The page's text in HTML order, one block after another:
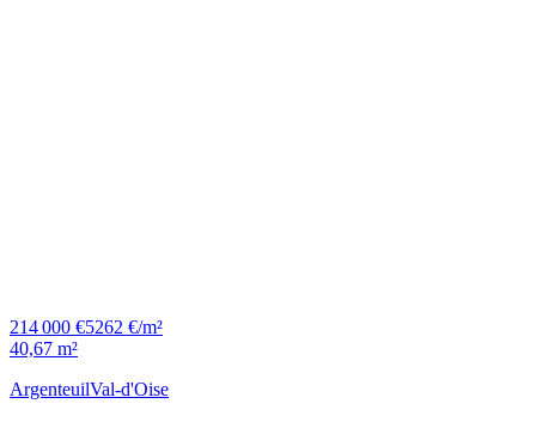
214 000 €5262 €/m²
40,67 m²
ArgenteuilVal-d'Oise